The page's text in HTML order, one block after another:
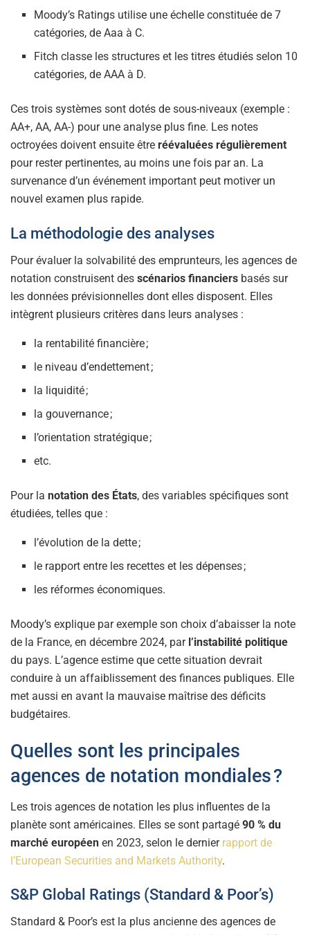
Moody’s Ratings utilise une échelle constituée de 7
catégories, de Aaa à C.
Fitch classe les structures et les titres étudiés selon 10
catégories, de AAA à D.
Ces trois systèmes sont dotés de sous-niveaux (exemple :
AA+, AA, AA-) pour une analyse plus fine. Les notes
octroyées doivent ensuite être réévaluées régulièrement
pour rester pertinentes, au moins une fois par an. La
survenance d’un événement important peut motiver un
nouvel examen plus rapide.
La méthodologie des analyses
Pour évaluer la solvabilité des emprunteurs, les agences de
notation construisent des scénarios financiers basés sur
les données prévisionnelles dont elles disposent. Elles
intègrent plusieurs critères dans leurs analyses :
la rentabilité financière ;
le niveau d’endettement ;
la liquidité ;
la gouvernance ;
l’orientation stratégique ;
etc.
Pour la notation des États, des variables spécifiques sont
étudiées, telles que :
l’évolution de la dette ;
le rapport entre les recettes et les dépenses ;
les réformes économiques.
Moody’s explique par exemple son choix d’abaisser la note
de la France, en décembre 2024, par l’instabilité politique
du pays. L’agence estime que cette situation devrait
conduire à un affaiblissement des finances publiques. Elle
met aussi en avant la mauvaise maîtrise des déficits
budgétaires.
Quelles sont les principales
agences de notation mondiales ?
Les trois agences de notation les plus influentes de la
planète sont américaines. Elles se sont partagé 90 % du
marché européen en 2023, selon le dernierrapport de
l’European Securities and Markets Authority.
S&P Global Ratings (Standard & Poor’s)
Standard & Poor’s est la plus ancienne des agences de